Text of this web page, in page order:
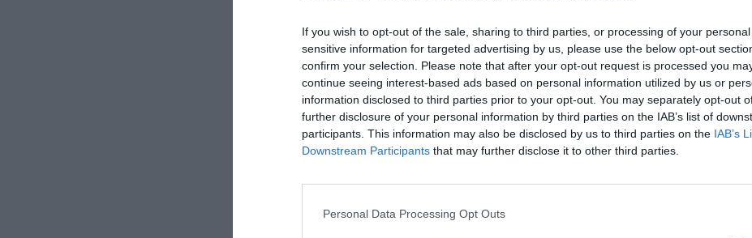
If you wish to opt-out of the sale, sharing to third parties, or processing of your
sensitive information for targeted advertising by us, please use the below opt-out
confirm your selection. Please note that after your opt-out request is processed you
continue seeing interest-based ads based on personal information utilized by us or
information disclosed to third parties prior to your opt-out. You may separately opt-out
further disclosure of your personal information by third parties on the IAB’s list of
participants. This information may also be disclosed by us to third parties on the IAB’s
Downstream Participants that may further disclose it to other third parties.
Personal Data Processing Opt Outs
LAISSER UN COMMENTAIRE
Vacances